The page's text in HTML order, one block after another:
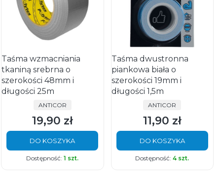
Taśma wzmacniania
tkaniną srebrna o
szerokości 48mm i
długości 25m
PRODUCENT
ANTICOR
Cena
19,90 zł
DO KOSZYKA
Dostępność:1 szt.
Taśma dwustronna
piankowa biała o
szerokości 19mm i
długości 1,5m
PRODUCENT
ANTICOR
Cena
11,90 zł
DO KOSZYKA
Dostępność:4 szt.